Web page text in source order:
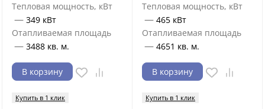
Тепловая мощность, кВт
— 349 кВт
Отапливаемая площадь
— 3488 кв. м.
В корзину
Купить в 1 клик
Тепловая мощность, кВт
— 465 кВт
Отапливаемая площадь
— 4651 кв. м.
В корзину
Купить в 1 клик